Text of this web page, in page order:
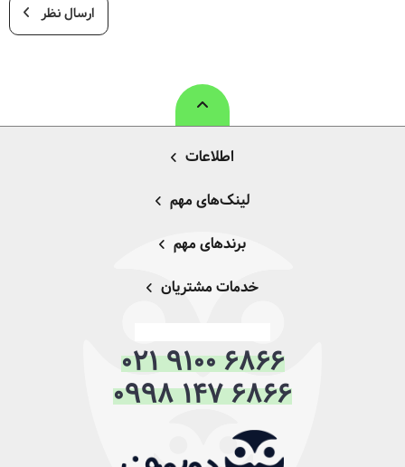
ارسال نظر
اطلاعات
لینک‌های مهم
برندهای مهم
خدمات مشتریان
021 9100 6866
0998 147 6866